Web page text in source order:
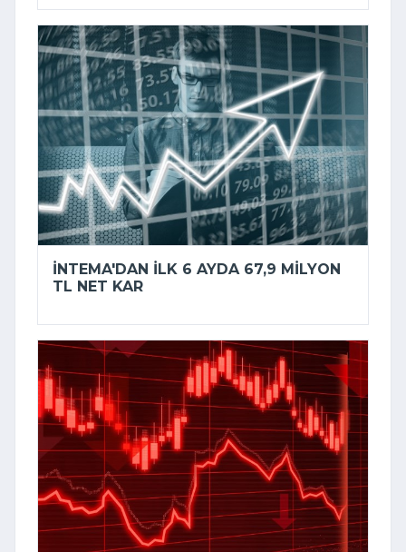
İNTEMA'DAN ILK 6 AYDA 67,9 MILYON
TL NET KAR